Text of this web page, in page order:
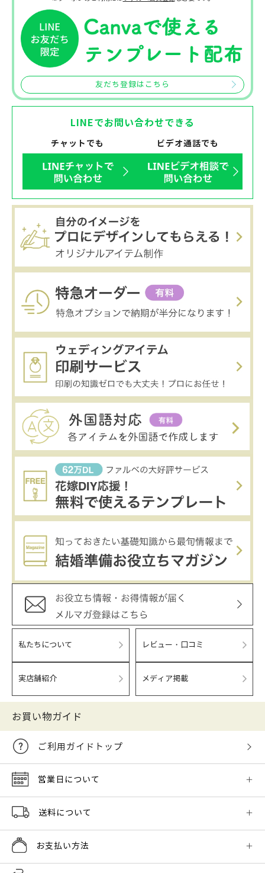
友だち登録はこちら
LINEでお問い合わせできる
チャットでも ビデオ通話でも
私たちについて レビュー・口コミ
実店舗紹介 メディア掲載
お買い物ガイド
ご利用ガイドトップ
営業日について
送料について
お支払い方法